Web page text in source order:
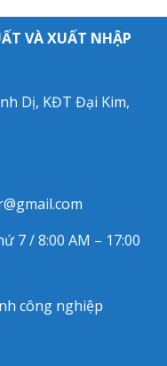
VÀ XUẤT NHẬP
Dị, KĐT Đại Kim,
7 / 8:00 AM – 17:00
công nghiệp